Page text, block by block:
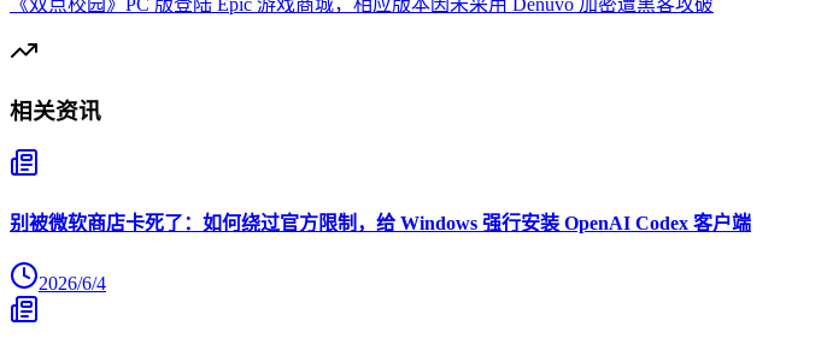
《双点校园》PC 版登陆 Epic 游戏商城，相应版本因未采用 Denuvo 加密遭黑客攻破
相关资讯
别被微软商店卡死了：如何绕过官方限制，给 Windows 强行安装 OpenAI Codex 客户端
2026/6/4